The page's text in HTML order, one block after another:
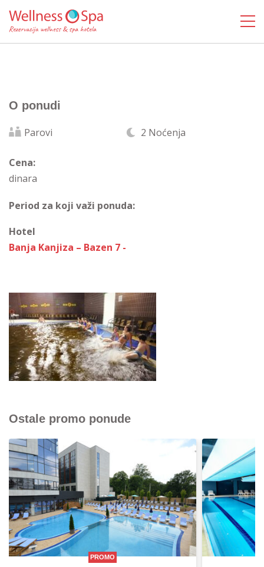
O ponudi
Parovi 2 Noćenja
Cena:
dinara
Period za koji važi ponuda:
Hotel
Banja Kanjiza – Bazen 7 -
Ostale promo ponude
PROMO